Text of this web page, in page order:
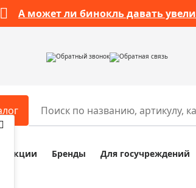
А может ли бинокль давать
Обратный звонок Обратная связь
Разное
Акции Бренды Для госучреждений